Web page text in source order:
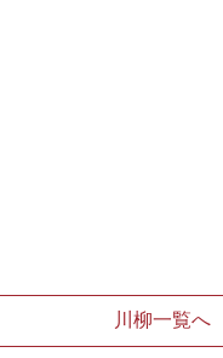
川柳一覧へ